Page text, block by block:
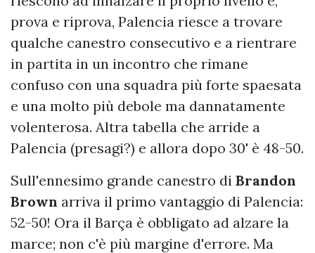
prova e riprova, Palencia riesce a trovare
qualche canestro consecutivo e a rientrare
in partita in un incontro che rimane
confuso con una squadra più forte spaesata
e una molto più debole ma dannatamente
volenterosa. Altra tabella che arride a
Palencia (presagi?) e allora dopo 30' è 48-50.
Sull'ennesimo grande canestro di Brandon
Brown arriva il primo vantaggio di Palencia:
52-50! Ora il Barça è obbligato ad alzare la
marce; non c'è più margine d'errore. Ma